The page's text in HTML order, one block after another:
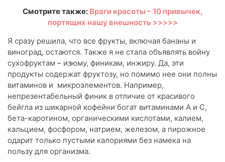
Смотрите также: Враги красоты – 10 привычек,
портящих нашу внешность >>>>>
Я сразу решила, что все фрукты, включая бананы и
виноград, остаются. Также я не стала объявлять войну
сухофруктам – изюму, финикам, инжиру. Да, эти
продукты содержат фруктозу, но помимо нее они полны
витаминов и микроэлементов. Например,
непрезентабельный финик в отличие от красивого
бейгла из шикарной кофейни богат витаминами A и C,
бета-каротином, органическими кислотами, калием,
кальцием, фосфором, натрием, железом, а пирожное
одарит только пустыми калориями без намека на
пользу для организма.